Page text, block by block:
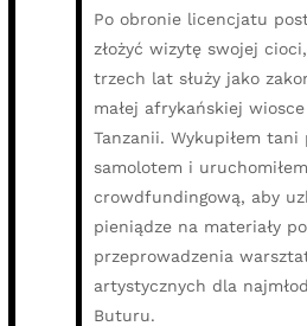
Po obronie licencjatu
złożyć wizytę swojej
trzech lat służy jako
małej afrykańskiej
Tanzanii. Wykupiłem tani
samolotem i
crowdfundingową, aby
pieniądze na materiały
przeprowadzenia
artystycznych dla
Buturu.